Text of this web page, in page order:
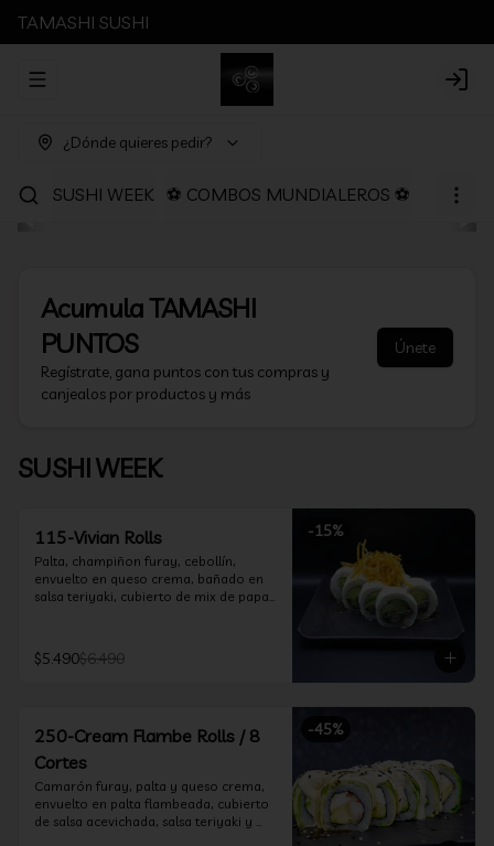
TAMASHI SUSHI
Abrir menu de navegación Login
¿Dónde quieres pedir?
SUSHI WEEK ⚽ COMBOS MUNDIALEROS ⚽
AcumulaTAMASHI
PUNTOS
Regístrate, gana puntos con tus compras y
canjealos por productos y más
Únete
SUSHI WEEK
-15%
115-Vivian Rolls
Palta, champiñon furay, cebollín,
envuelto en queso crema, bañado en
salsa teriyaki, cubierto de mix de papas
$5.490$6.490
-45%
250-Cream Flambe Rolls / 8
Cortes
Camarón furay, palta y queso crema,
envuelto en palta flambeada, cubierto
de salsa acevichada, salsa teriyaki y